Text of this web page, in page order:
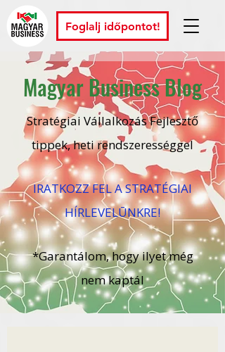
Foglalj időpontot!
Magyar Business Blog
Stratégiai Vállalkozás Fejlesztő
tippek, heti rendszerességgel
IRATKOZZ FEL A STRATÉGIAI
HÍRLEVELŪNKRE!
*Garantálom, hogy ilyet még
nem kaptál